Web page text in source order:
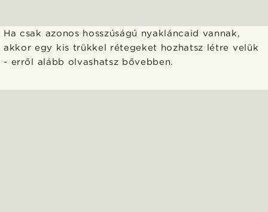
Ha csak azonos hosszúságú nyakláncaid vannak,
akkor egy kis trükkel rétegeket hozhatsz létre velük
- erről alább olvashatsz bővebben.